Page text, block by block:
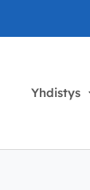
Yhdistys